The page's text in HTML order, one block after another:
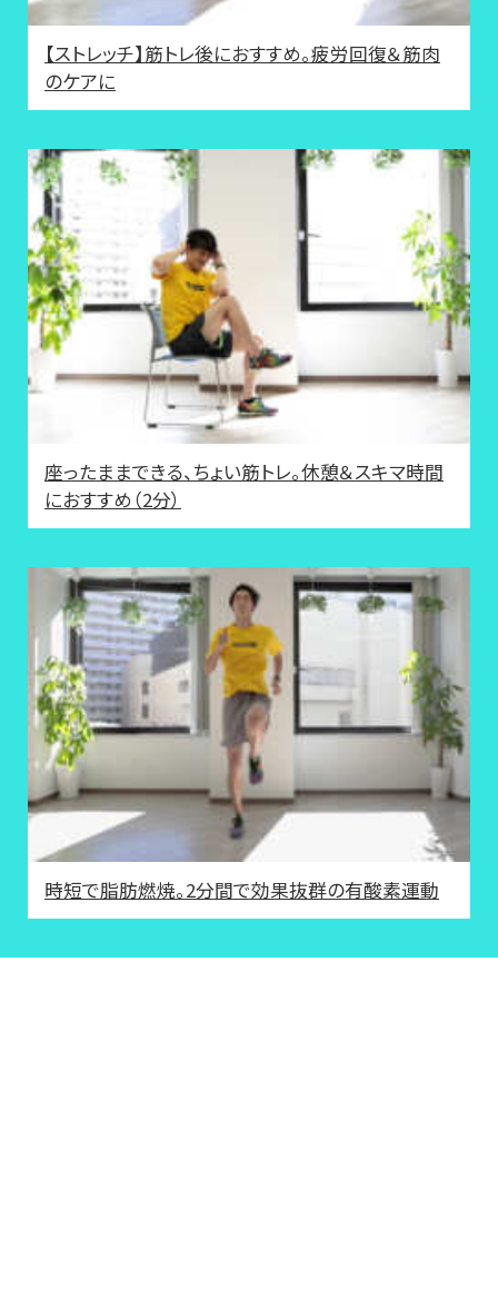
【ストレッチ】筋トレ後におすすめ。疲労回復＆筋肉
のケアに
座ったままできる、ちょい筋トレ。休憩＆スキマ時間
におすすめ（2分）
時短で脂肪燃焼。2分間で効果抜群の有酸素運動